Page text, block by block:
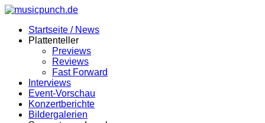
Zum
springenStartseite / News
Plattenteller
Previews
Reviews
Fast Forward
Interviews
Event-Vorschau
Konzertberichte
Bildergalerien